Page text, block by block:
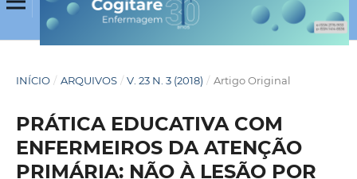
INÍCIO / ARQUIVOS / V. 23 N. 3 (2018) / Artigo Original
PRÁTICA EDUCATIVA COM
ENFERMEIROS DA ATENÇÃO
PRIMÁRIA: NÃO À LESÃO POR